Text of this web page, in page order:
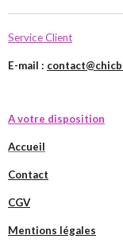
Service Client
E-mail :
A votre disposition
Accueil
Contact
CGV
Mentions légales